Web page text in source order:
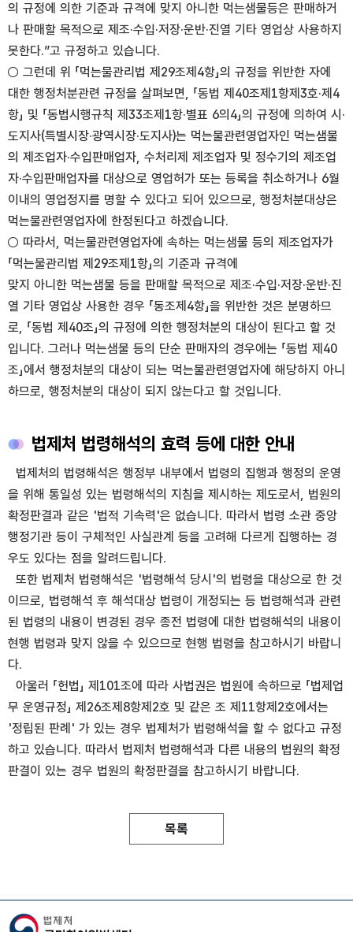
의 규정에 의한 기준과 규격에 맞지 아니한 먹는샘물등은 판매하거
나 판매할 목적으로 제조·수입·저장·운반·진열 기타 영업상 사용하지
못한다.”고 규정하고 있습니다.
○ 그런데 위 「먹는물관리법 제29조제4항」의 규정을 위반한 자에
대한 행정처분관련 규정을 살펴보면, 「동법 제40조제1항제3호·제4
항」 및 「동법시행규칙 제33조제1항·별표 6의4」의 규정에 의하여 시·
도지사(특별시장·광역시장·도지사)는 먹는물관련영업자인 먹는샘물
의 제조업자·수입판매업자, 수처리제 제조업자 및 정수기의 제조업
자·수입판매업자를 대상으로 영업허가 또는 등록을 취소하거나 6월
이내의 영업정지를 명할 수 있다고 되어 있으므로, 행정처분대상은
먹는물관련영업자에 한정된다고 하겠습니다.
○ 따라서, 먹는물관련영업자에 속하는 먹는샘물 등의 제조업자가
「먹는물관리법 제29조제1항」의 기준과 규격에
맞지 아니한 먹는샘물 등을 판매할 목적으로 제조·수입·저장·운반·진
열 기타 영업상 사용한 경우 「동조제4항」을 위반한 것은 분명하므
로, 「동법 제40조」의 규정에 의한 행정처분의 대상이 된다고 할 것
입니다. 그러나 먹는샘물 등의 단순 판매자의 경우에는 「동법 제40
조」에서 행정처분의 대상이 되는 먹는물관련영업자에 해당하지 아니
하므로, 행정처분의 대상이 되지 않는다고 할 것입니다.
법제처 법령해석의 효력 등에 대한 안내
법제처의 법령해석은 행정부 내부에서 법령의 집행과 행정의 운영
을 위해 통일성 있는 법령해석의 지침을 제시하는 제도로서, 법원의
확정판결과 같은 '법적 기속력'은 없습니다. 따라서 법령 소관 중앙
행정기관 등이 구체적인 사실관계 등을 고려해 다르게 집행하는 경
우도 있다는 점을 알려드립니다.
또한 법제처 법령해석은 '법령해석 당시'의 법령을 대상으로 한 것
이므로, 법령해석 후 해석대상 법령이 개정되는 등 법령해석과 관련
된 법령의 내용이 변경된 경우 종전 법령에 대한 법령해석의 내용이
현행 법령과 맞지 않을 수 있으므로 현행 법령을 참고하시기 바랍니
다.
아울러 「헌법」 제101조에 따라 사법권은 법원에 속하므로 「법제업
무 운영규정」 제26조제8항제2호 및 같은 조 제11항제2호에서는
'정립된 판례' 가 있는 경우 법제처가 법령해석을 할 수 없다고 규정
하고 있습니다. 따라서 법제처 법령해석과 다른 내용의 법원의 확정
판결이 있는 경우 법원의 확정판결을 참고하시기 바랍니다.
목록